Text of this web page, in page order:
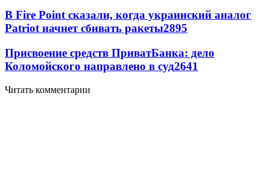
В Fire Point сказали, когда украинский аналог
Patriot начнет сбивать ракеты2895
Присвоение средств ПриватБанка: дело
Коломойского направлено в суд2641
Читать комментарии